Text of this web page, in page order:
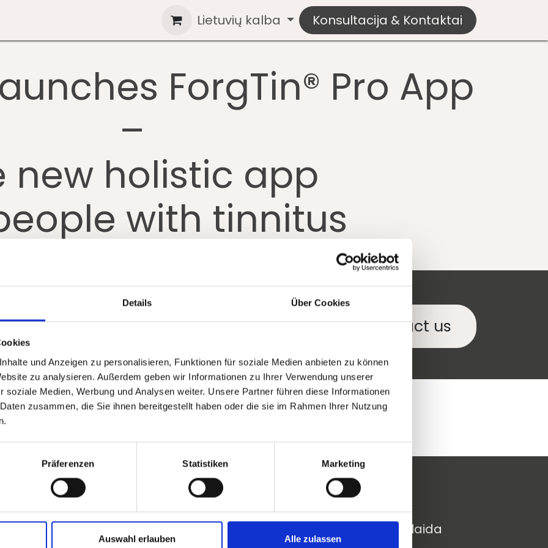
Details Über Cookies
und Anzeigen zu personalisieren, Funktionen für soziale Medien anbieten zu können
zu analysieren. Außerdem geben wir Informationen zu Ihrer Verwendung unserer
soziale Medien, Werbung und Analysen weiter. Unsere Partner führen diese Informationen
zusammen, die Sie ihnen bereitgestellt haben oder die sie im Rahmen Ihrer Nutzung
Präferenzen Statistiken Marketing
Auswahl erlauben Alle zulassen
Kontaktai Help
Lietuvių kalba Konsultacija & Kontaktai
ForgTin® Pro App
–
new holistic app
with tinnitus
Contact us
Sekite mus
Socialinė žiniasklaida
Mūsų privalumai
Pristatymo laikas
būdai